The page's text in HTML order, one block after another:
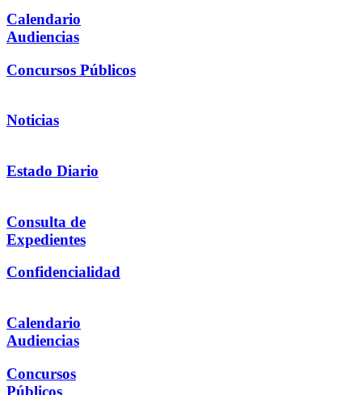
Calendario
Audiencias
Concursos Públicos
Noticias
Estado Diario
Consulta de
Expedientes
Confidencialidad
Calendario
Audiencias
Concursos
Públicos